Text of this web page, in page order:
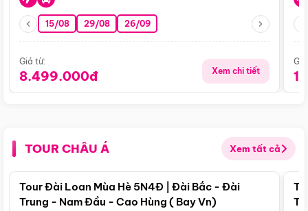
15/08 29/08 26/09
Giá từ:
8.499.000đ Xem chi tiết
TOUR CHÂU Á Xem tất cả
Điểm nổi bật
Tour Đài Loan Mùa Hè 5N4Đ | Đài Bắc - Đài
Trung - Nam Đầu - Cao Hùng ( Bay Vn)